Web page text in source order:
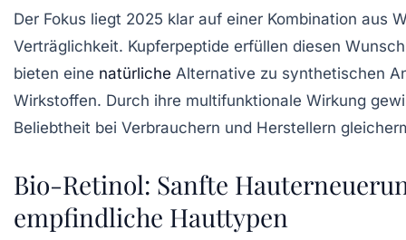
Der Fokus liegt 2025 klar auf einer Kombination aus
Verträglichkeit. Kupferpeptide erfüllen diesen
bieten eine natürliche Alternative zu synthetischen
Wirkstoffen. Durch ihre multifunktionale Wirkung
Beliebtheit bei Verbrauchern und Herstellern
Bio-Retinol: Sanfte
empfindliche Hauttypen